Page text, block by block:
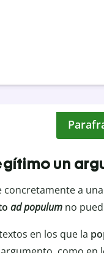
un
a
ad populum no
en los que la